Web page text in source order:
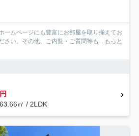
ームページにも豊富にお部屋を取り揃えてお
さい。その他、ご内覧・ご質問等も... もっと
㎡ / 2LDK